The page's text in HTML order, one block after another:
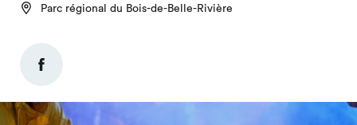
Parc régional du Bois-de-Belle-Rivière